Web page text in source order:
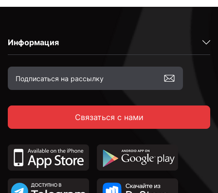
2,4 мм
2,5 мм
2,7 мм
2,8 мм
Информация
Связаться с нами